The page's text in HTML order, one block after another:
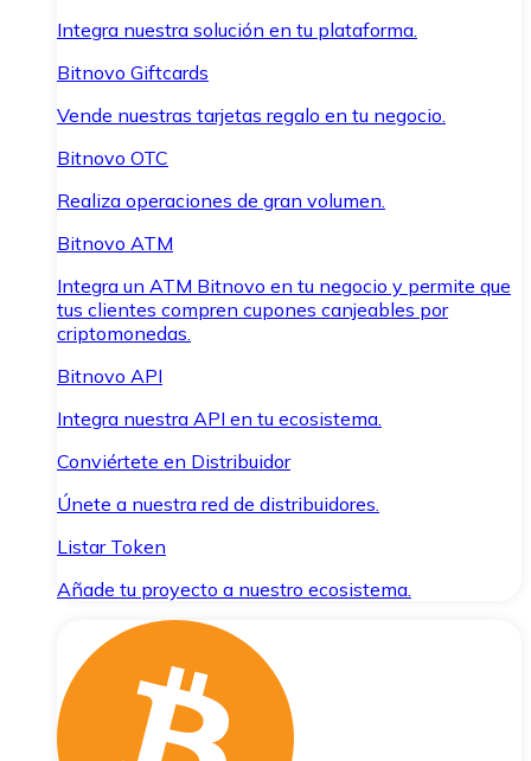
Integra nuestra solución en tu plataforma.
Bitnovo Giftcards
Vende nuestras tarjetas regalo en tu negocio.
Bitnovo OTC
Realiza operaciones de gran volumen.
Bitnovo ATM
Integra un ATM Bitnovo en tu negocio y permite que
tus clientes compren cupones canjeables por
criptomonedas.
Bitnovo API
Integra nuestra API en tu ecosistema.
Conviértete en Distribuidor
Únete a nuestra red de distribuidores.
Listar Token
Añade tu proyecto a nuestro ecosistema.